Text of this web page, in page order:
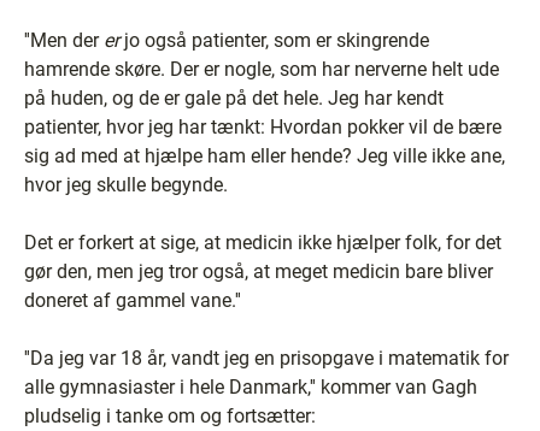
''Men der erjo også patienter, som er skingrende
hamrende skøre. Der er nogle, som har nerverne helt ude
på huden, og de er gale på det hele. Jeg har kendt
patienter, hvor jeg har tænkt: Hvordan pokker vil de bære
sig ad med at hjælpe ham eller hende? Jeg ville ikke ane,
hvor jeg skulle begynde.
Det er forkert at sige, at medicin ikke hjælper folk, for det
gør den, men jeg tror også, at meget medicin bare bliver
doneret af gammel vane.''
''Da jeg var 18 år, vandt jeg en prisopgave i matematik for
alle gymnasiaster i hele Danmark,'' kommer van Gagh
pludselig i tanke om og fortsætter: